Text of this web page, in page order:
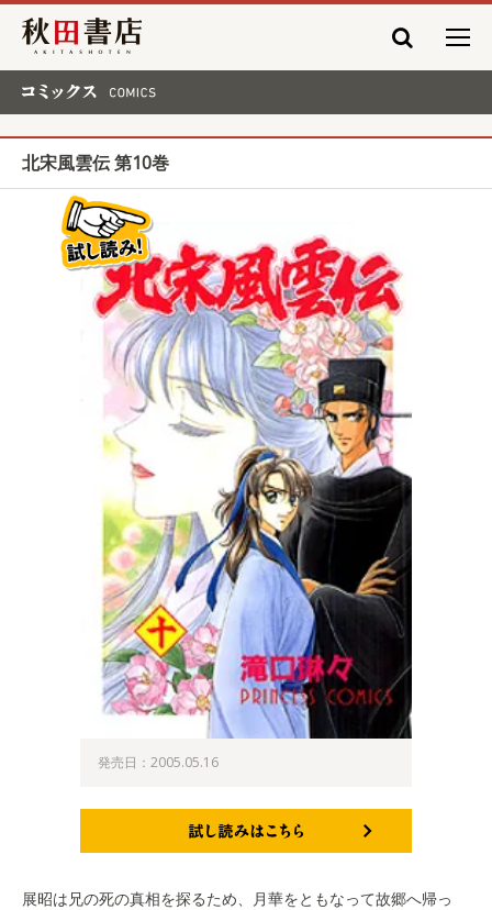
秋田書店
北宋風雲伝 第10巻
発売日：2005.05.16
展昭は兄の死の真相を探るため、月華をともなって故郷へ帰っ